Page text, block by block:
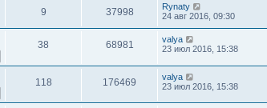
9 37998
Rynaty
24 авг 2016, 09:30
38 68981
valya
23 июл 2016, 15:38
118 176469
valya
23 июл 2016, 15:38